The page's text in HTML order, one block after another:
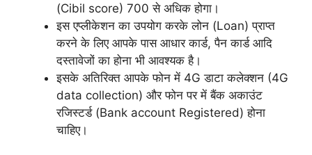
(Cibil score) 700 से अधिक होगा।
इस एप्लीकेशन का उपयोग करके लोन (Loan) प्राप्त
करने के लिए आपके पास आधार कार्ड, पैन कार्ड आदि
दस्तावेजों का होना भी आवश्यक है।
इसके अतिरिक्त आपके फोन में 4G डाटा कलेक्शन (4G
data collection) और फोन पर में बैंक अकाउंट
रजिस्टर्ड (Bank account Registered) होना
चाहिए।